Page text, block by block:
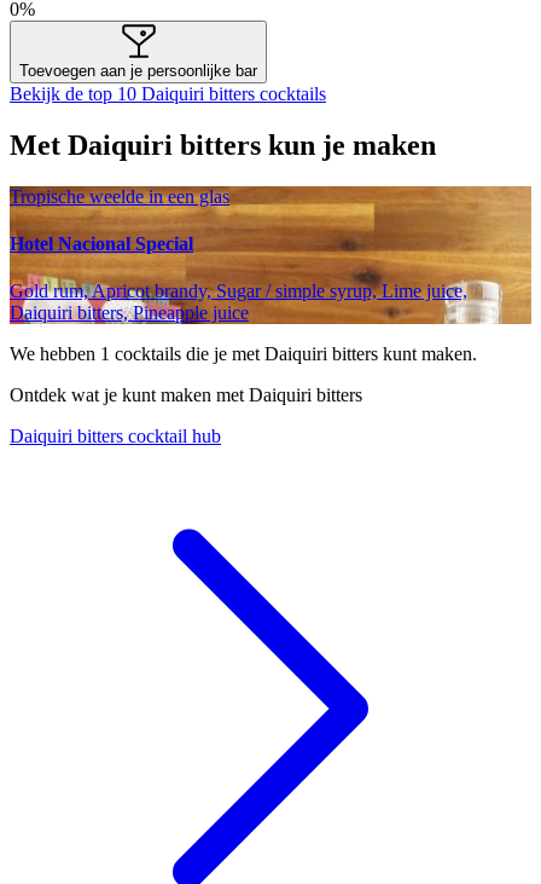
0%
Toevoegen aan je persoonlijke bar
Bekijk de top 10 Daiquiri bitters cocktails
Met Daiquiri bitters kun je maken
Tropische weelde in een glas
Hotel Nacional Special
Gold rum, Apricot brandy, Sugar / simple syrup, Lime juice,
Daiquiri bitters, Pineapple juice
We hebben 1 cocktails die je met Daiquiri bitters kunt maken.
Ontdek wat je kunt maken met Daiquiri bitters
Daiquiri bitters cocktail hub